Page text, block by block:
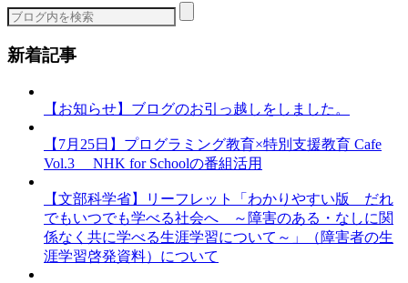
ー
新着記事
【お知らせ】ブログのお引っ越しをしました。
【7月25日】プログラミング教育×特別支援教育 Cafe
Vol.3 NHK for Schoolの番組活用
【文部科学省】リーフレット「わかりやすい版 だれ
でもいつでも学べる社会へ ～障害のある・なしに関
係なく共に学べる生涯学習について～」（障害者の生
涯学習啓発資料）について